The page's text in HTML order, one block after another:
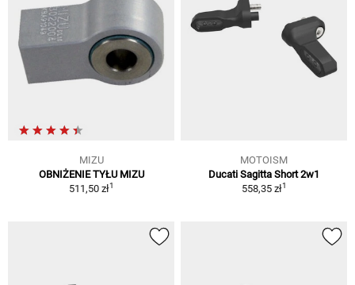
MIZU
OBNIŻENIE TYŁU MIZU
511,50 zł1
MOTOISM
Ducati Sagitta Short 2w1
558,35 zł1